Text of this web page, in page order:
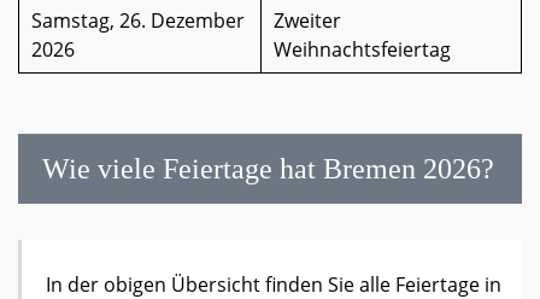
Samstag, 26. Dezember
2026
Zweiter
Weihnachtsfeiertag
Wie viele Feiertage hat Bremen 2026?
In der obigen Übersicht finden Sie alle Feiertage in